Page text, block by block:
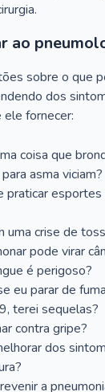
ao
sobre o que
dos
fornecer:
coisa que
asma viciam?
praticar
uma crise de
pode virar
é perigoso?
eu parar de
terei sequelas?
contra gripe?
dos
a